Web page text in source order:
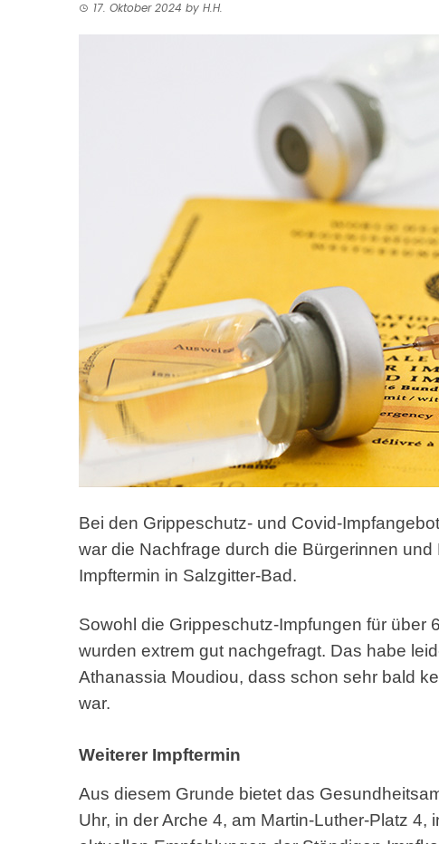
17. Oktober 2024 by H.H.
Bei den Grippeschutz- und Covid-
war die Nachfrage durch die Bürgerinnen
Impftermin in Salzgitter-Bad.
Sowohl die Grippeschutz-Impfungen für über
wurden extrem gut nachgefragt. Das habe
Athanassia Moudiou, dass schon sehr bald
war.
Weiterer Impftermin
Aus diesem Grunde bietet das
Uhr, in der Arche 4, am Martin-Luther-Platz